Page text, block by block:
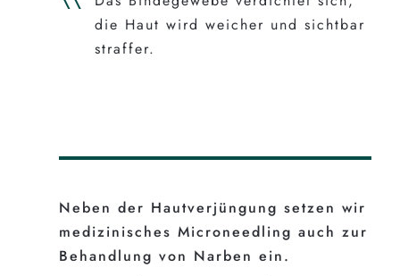
die Haut wird weicher und sichtbar
straffer.
Neben der Hautverjüngung setzen wir
medizinisches Microneedling auch zur
Behandlung von Narben ein.